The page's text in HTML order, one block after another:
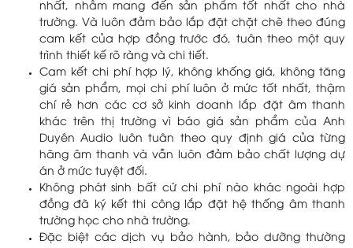
nhất, nhằm mang đến sản phẩm tốt nhất cho nhà
trường. Và luôn đảm bảo lắp đặt chặt chẽ theo đúng
cam kết của hợp đồng trước đó, tuân theo một quy
trình thiết kế rõ ràng và chi tiết.
Cam kết chi phí hợp lý, không khống giá, không tăng
giá sản phẩm, mọi chi phí luôn ở mức tốt nhất, thậm
chí rẻ hơn các cơ sở kinh doanh lắp đặt âm thanh
khác trên thị trường vì báo giá sản phẩm của Anh
Duyên Audio luôn tuân theo quy định giá của từng
hãng âm thanh và vẫn luôn đảm bảo chất lượng dự
án ở mức tuyệt đối.
Không phát sinh bất cứ chi phí nào khác ngoài hợp
đồng đã ký kết thi công lắp đặt hệ thống âm thanh
trường học cho nhà trường.
Đặc biệt các dịch vụ bảo hành, bảo dưỡng thường